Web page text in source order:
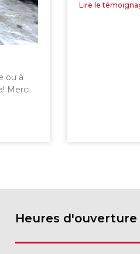
ou à
Merci
Lire le
Heures d'ouverture